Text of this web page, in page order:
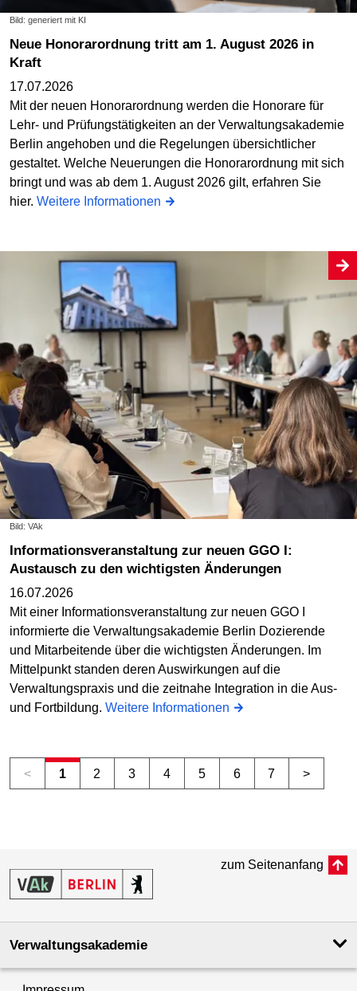
Bild: generiert mit KI
Neue Honorarordnung tritt am 1. August 2026 in
Kraft
17.07.2026
Mit der neuen Honorarordnung werden die Honorare für
Lehr- und Prüfungstätigkeiten an der Verwaltungsakademie
Berlin angehoben und die Regelungen übersichtlicher
gestaltet. Welche Neuerungen die Honorarordnung mit sich
bringt und was ab dem 1. August 2026 gilt, erfahren Sie
hier. Weitere Informationen
Bild: VAk
Austausch zu den wichtigsten Änderungen
16.07.2026
Mit einer Informationsveranstaltung zur neuen GGO I
informierte die Verwaltungsakademie Berlin Dozierende
und Mitarbeitende über die wichtigsten Änderungen. Im
Mittelpunkt standen deren Auswirkungen auf die
Verwaltungspraxis und die zeitnahe Integration in die Aus-
und Fortbildung. Weitere Informationen
< 1 2 3 4 5 6 7 >
zum Seitenanfang
Verwaltungsakademie